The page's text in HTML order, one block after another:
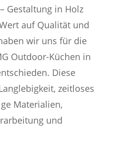
Gestaltung in Holz
auf Qualität und
wir uns für die
Outdoor-Küchen in
Diese
zeitloses
Materialien,
und